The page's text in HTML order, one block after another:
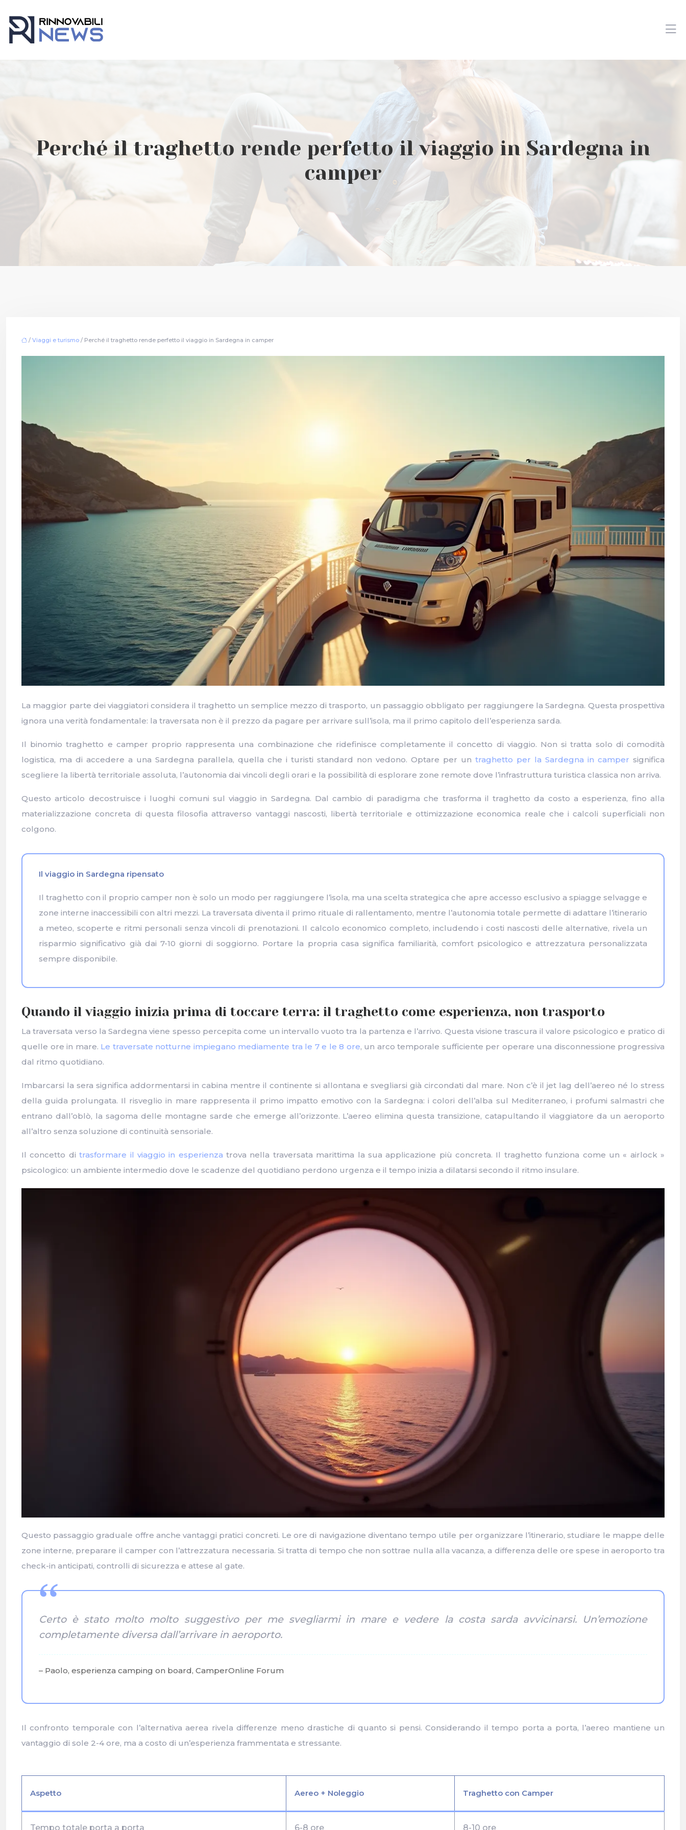
Perché il traghetto rende perfetto il viaggio in Sardegna in
camper
/ Viaggi e turismo / Perché il traghetto rende perfetto il viaggio in Sardegna in camper
La maggior parte dei viaggiatori considera il traghetto un semplice mezzo di trasporto, un passaggio obbligato per raggiungere la Sardegna. Questa prospettiva
ignora una verità fondamentale: la traversata non è il prezzo da pagare per arrivare sull’isola, ma il primo capitolo dell’esperienza sarda.
Il binomio traghetto e camper proprio rappresenta una combinazione che ridefinisce completamente il concetto di viaggio. Non si tratta solo di comodità
logistica, ma di accedere a una Sardegna parallela, quella che i turisti standard non vedono. Optare per un traghetto per la Sardegna in camper significa
scegliere la libertà territoriale assoluta, l’autonomia dai vincoli degli orari e la possibilità di esplorare zone remote dove l’infrastruttura turistica classica non arriva.
Questo articolo decostruisce i luoghi comuni sul viaggio in Sardegna. Dal cambio di paradigma che trasforma il traghetto da costo a esperienza, fino alla
materializzazione concreta di questa filosofia attraverso vantaggi nascosti, libertà territoriale e ottimizzazione economica reale che i calcoli superficiali non
colgono.
Il viaggio in Sardegna ripensato
Il traghetto con il proprio camper non è solo un modo per raggiungere l’isola, ma una scelta strategica che apre accesso esclusivo a spiagge selvagge e
zone interne inaccessibili con altri mezzi. La traversata diventa il primo rituale di rallentamento, mentre l’autonomia totale permette di adattare l’itinerario
a meteo, scoperte e ritmi personali senza vincoli di prenotazioni. Il calcolo economico completo, includendo i costi nascosti delle alternative, rivela un
risparmio significativo già dai 7-10 giorni di soggiorno. Portare la propria casa significa familiarità, comfort psicologico e attrezzatura personalizzata
sempre disponibile.
Quando il viaggio inizia prima di toccare terra: il traghetto come esperienza, non trasporto
La traversata verso la Sardegna viene spesso percepita come un intervallo vuoto tra la partenza e l’arrivo. Questa visione trascura il valore psicologico e pratico di
quelle ore in mare. Le traversate notturne impiegano mediamente tra le 7 e le 8 ore, un arco temporale sufficiente per operare una disconnessione progressiva
dal ritmo quotidiano.
Imbarcarsi la sera significa addormentarsi in cabina mentre il continente si allontana e svegliarsi già circondati dal mare. Non c’è il jet lag dell’aereo né lo stress
della guida prolungata. Il risveglio in mare rappresenta il primo impatto emotivo con la Sardegna: i colori dell’alba sul Mediterraneo, i profumi salmastri che
entrano dall’oblò, la sagoma delle montagne sarde che emerge all’orizzonte. L’aereo elimina questa transizione, catapultando il viaggiatore da un aeroporto
all’altro senza soluzione di continuità sensoriale.
Il concetto ditrasformare il viaggio in esperienza trova nella traversata marittima la sua applicazione più concreta. Il traghetto funziona come un « airlock »
psicologico: un ambiente intermedio dove le scadenze del quotidiano perdono urgenza e il tempo inizia a dilatarsi secondo il ritmo insulare.
Questo passaggio graduale offre anche vantaggi pratici concreti. Le ore di navigazione diventano tempo utile per organizzare l’itinerario, studiare le mappe delle
zone interne, preparare il camper con l’attrezzatura necessaria. Si tratta di tempo che non sottrae nulla alla vacanza, a differenza delle ore spese in aeroporto tra
check-in anticipati, controlli di sicurezza e attese al gate.
Certo è stato molto molto suggestivo per me svegliarmi in mare e vedere la costa sarda avvicinarsi. Un’emozione
completamente diversa dall’arrivare in aeroporto.
– Paolo, esperienza camping on board, CamperOnline Forum
Il confronto temporale con l’alternativa aerea rivela differenze meno drastiche di quanto si pensi. Considerando il tempo porta a porta, l’aereo mantiene un
vantaggio di sole 2-4 ore, ma a costo di un’esperienza frammentata e stressante.
Aspetto Aereo + Noleggio Traghetto con Camper
Tempo totale porta a porta 6-8 ore 8-10 ore